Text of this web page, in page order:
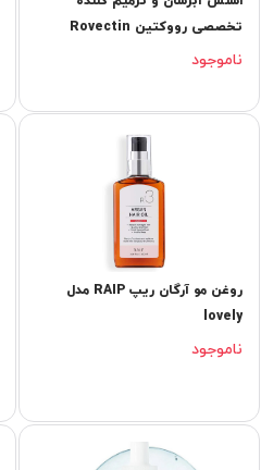
تخصصی رووکتین Rovectin
ناموجود
روغن مو آرگان ریپ RAIP مدل
lovely
ناموجود